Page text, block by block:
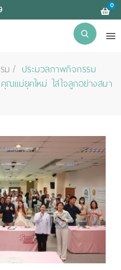
0
ม
ประมวลภาพกิจกรรม
ณแม่ยุคใหม่ ใส่ใจลูกอย่างสมา